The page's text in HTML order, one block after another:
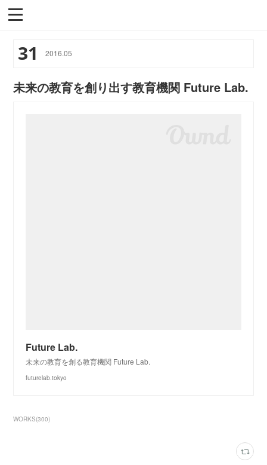
31 2016.05
未来の教育を創り出す教育機関 Future Lab.
Future Lab.
未来の教育を創る教育機関 Future Lab.
futurelab.tokyo
WORKS(300)